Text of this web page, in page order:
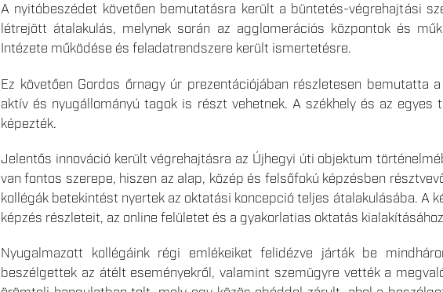
A nyitóbeszédet követően bemutatásra került a büntetés-végrehajtási
létrejött átalakulás, melynek során az agglomerációs központok és
Intézete működése és feladatrendszere került ismertetésre.
Ez követően Gordos őrnagy úr prezentációjában részletesen bemutatta
aktív és nyugállományú tagok is részt vehetnek. A székhely és az
képezték.
Jelentős innováció került végrehajtásra az Újhegyi úti objektum
van fontos szerepe, hiszen az alap, közép és felsőfokú képzésben
kollégák betekintést nyertek az oktatási koncepció teljes átalakulásába. A
képzés részleteit, az online felületet és a gyakorlatias oktatás
Nyugalmazott kollégáink régi emlékeiket felidézve járták be
beszélgettek az átélt eseményekről, valamint szemügyre vették a